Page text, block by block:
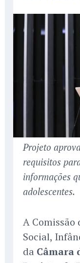
Projeto
requisitos
informações
adolescentes.
A Comissão
Social,
da Câmara